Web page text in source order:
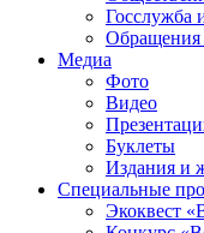
Госслужба
Обращения
Медиа
Фото
Видео
Буклеты
Издания и
Специальные
Экоквест